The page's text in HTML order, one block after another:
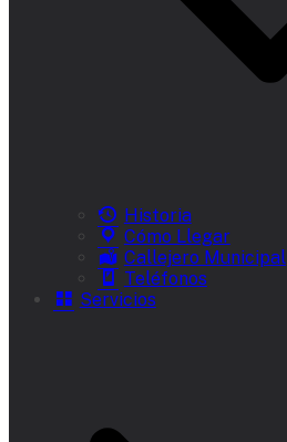
Historia
Cómo Llegar
Callejero Municipal
Teléfonos
Servicios